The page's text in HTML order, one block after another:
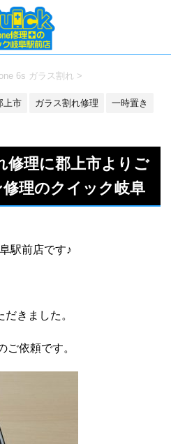
6s ガラス割れ >
市 ガラス割れ修理 一時置き
修理に郡上市よりご
理のクイック岐阜
駅前店です♪
きました。
ご依頼です。